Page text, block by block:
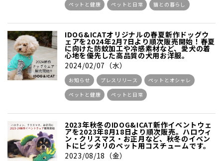
ペットと健康
ペットと日常 猫との暮らし
IDOG&ICATオリジナルの春夏新作ドッグウ
ェアを2024年2月7日より順次販売開始！春夏
に向けた防蚊加工や冷感素材など、愛犬の着
心地を優先した高品質の犬用お洋服。
2024/02/07（水）
お知らせ プレスリリース
ペットとオシャレ
ペットと健康
ペットと日常
2023年秋冬のIDOG&ICAT新作イベントウェ
アを2023年8月18日より順次販売。ハロウィ
ン・クリスマス・お正月など、秋冬のイベン
トにピッタリのペット用コスチュームです。
2023/08/18（金）